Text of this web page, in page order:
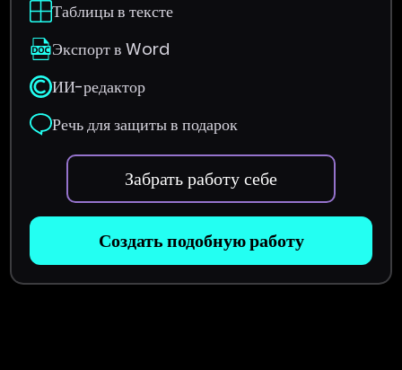
Таблицы в тексте
Экспорт в Word
ИИ-редактор
Речь для защиты в подарок
Забрать работу себе
Создать подобную работу